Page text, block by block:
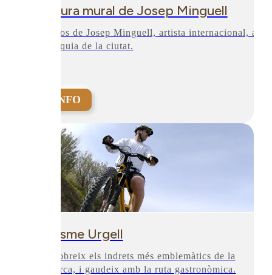
Pintura mural de Josep Minguell
Frescos de Josep Minguell, artista internacional, a la
Parròquia de la ciutat.
+INFO
Turisme Urgell
Descobreix els indrets més emblemàtics de la
comarca, i gaudeix amb la ruta gastronòmica.